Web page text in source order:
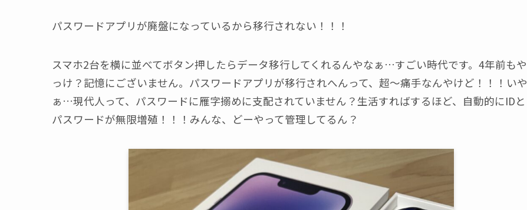
パスワードアプリが廃盤になっているから移行されない！！！
スマホ2台を横に並べてボタン押したらデータ移行してくれるんやなぁ…すごい時代です。4年前もや
っけ？記憶にございません。パスワードアプリが移行されへんって、超～痛手なんやけど！！！いや
ぁ…現代人って、パスワードに雁字搦めに支配されていません？生活すればするほど、自動的にIDと
パスワードが無限増殖！！！みんな、どーやって管理してるん？